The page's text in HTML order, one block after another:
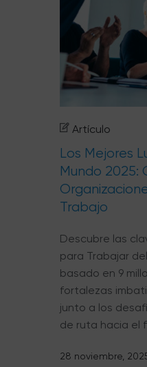
Artículo
Los Mejores
Mundo 2025:
Trabajo
Descubre las
para Trabajar
basado en 9
fortalezas
junto a los
de ruta hacia el
28 noviembre,